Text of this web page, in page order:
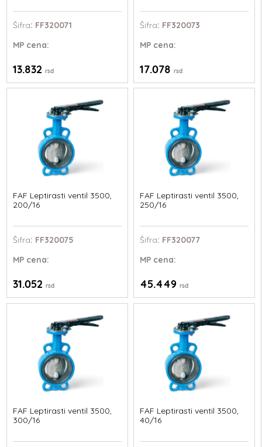
Šifra: FF320071
MP cena:
13.832rsd
Šifra: FF320073
MPcena:
17.078 rsd
FAF Leptirasti ventil 3500,
200/16
Šifra: FF320075
MP cena:
31.052rsd
FAF Leptirasti ventil 3500,
250/16
Šifra: FF320077
MPcena:
45.449 rsd
FAF Leptirasti ventil 3500,
300/16
FAF Leptirasti ventil 3500,
40/16